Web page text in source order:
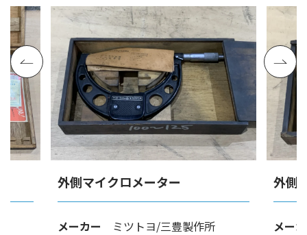
外側マイクロメーター
メーカー
ミツトヨ/三豊製作所
外側
メー